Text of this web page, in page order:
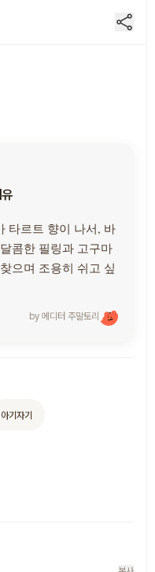
타르트 향이 나서, 바
콤한 필링과 고구마
으며 조용히 쉬고 싶
by 에디터 주말토리
아기자기